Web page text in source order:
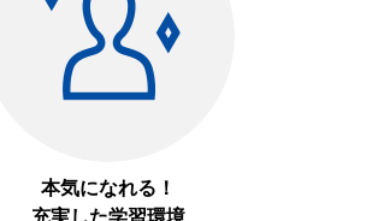
本気になれる！
充実した学習環境